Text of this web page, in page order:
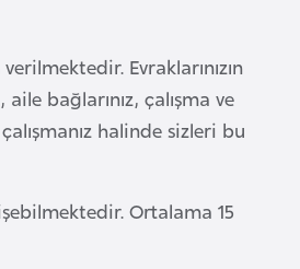
Evraklarınızın
bağlarınız, çalışma ve
halinde sizleri bu
Ortalama 15